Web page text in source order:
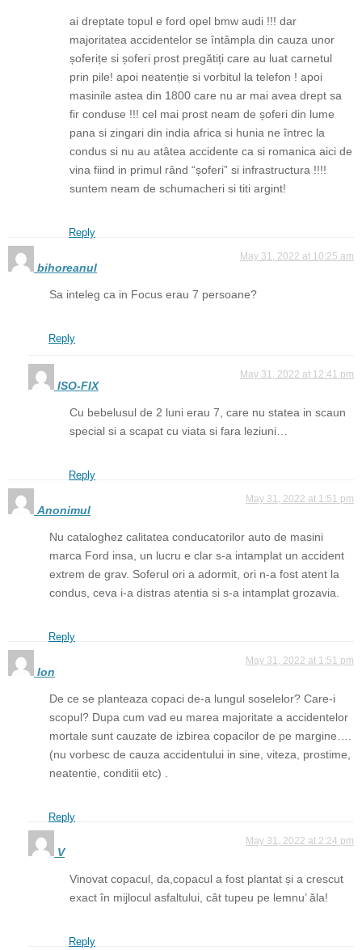
ai dreptate topul e ford opel bmw audi !!! dar
majoritatea accidentelor se întâmpla din cauza unor
șoferițe si șoferi prost pregătiți care au luat carnetul
prin pile! apoi neatenție si vorbitul la telefon ! apoi
masinile astea din 1800 care nu ar mai avea drept sa
fir conduse !!! cel mai prost neam de șoferi din lume
pana si zingari din india africa si hunia ne întrec la
condus si nu au atâtea accidente ca si romanica aici de
vina fiind in primul rând “șoferi” si infrastructura !!!!
suntem neam de schumacheri si titi argint!
Reply
bihoreanul
May 31, 2022 at 10:25 am
Sa inteleg ca in Focus erau 7 persoane?
Reply
ISO-FIX
May 31, 2022 at 12:41 pm
Cu bebelusul de 2 luni erau 7, care nu statea in scaun
special si a scapat cu viata si fara leziuni…
Reply
Anonimul
May 31, 2022 at 1:51 pm
Nu cataloghez calitatea conducatorilor auto de masini
marca Ford insa, un lucru e clar s-a intamplat un accident
extrem de grav. Soferul ori a adormit, ori n-a fost atent la
condus, ceva i-a distras atentia si s-a intamplat grozavia.
Reply
Ion
May 31, 2022 at 1:51 pm
De ce se planteaza copaci de-a lungul soselelor? Care-i
scopul? Dupa cum vad eu marea majoritate a accidentelor
mortale sunt cauzate de izbirea copacilor de pe margine….
(nu vorbesc de cauza accidentului in sine, viteza, prostime,
neatentie, conditii etc) .
Reply
V
May 31, 2022 at 2:24 pm
Vinovat copacul, da,copacul a fost plantat și a crescut
exact în mijlocul asfaltului, cât tupeu pe lemnu’ ăla!
Reply